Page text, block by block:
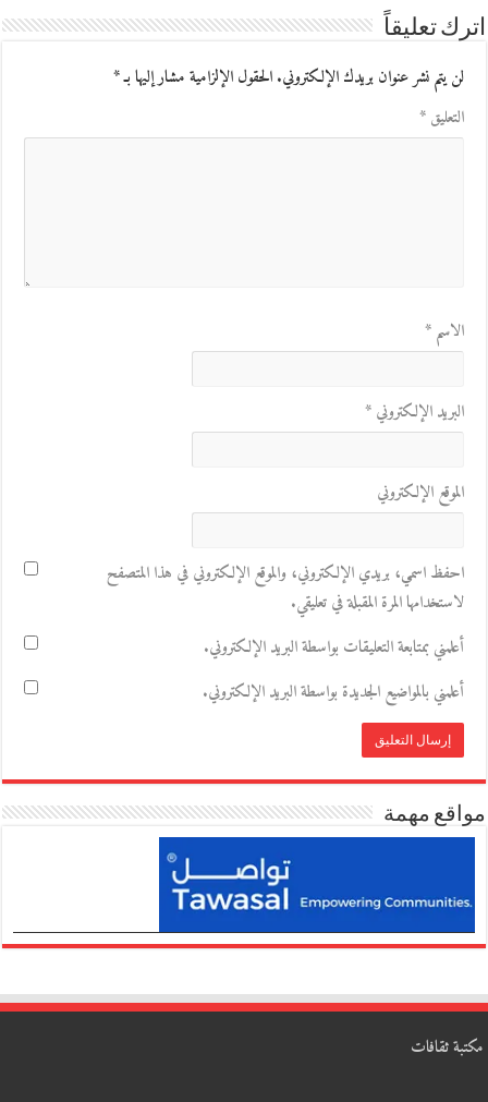
اترك تعليقاً
لن يتم نشر عنوان بريدك الإلكتروني.الحقول الإلزامية مشار إليها بـ*
التعليق*
الاسم*
البريد الإلكتروني*
الموقع الإلكتروني
احفظ اسمي، بريدي الإلكتروني، والموقع الإلكتروني في هذا المتصفح
لاستخدامها المرة المقبلة في تعليقي.
أعلمني بمتابعة التعليقات بواسطة البريد الإلكتروني.
أعلمني بالمواضيع الجديدة بواسطة البريد الإلكتروني.
مواقع مهمة
مكتبة ثقافات